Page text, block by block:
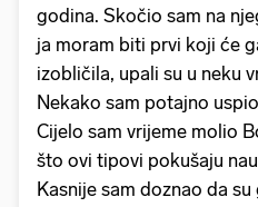
godina. Skočio sam na
ja moram biti prvi koji će
izobličila, upali su u neku
Nekako sam potajno
Cijelo sam vrijeme molio
što ovi tipovi pokušaju
Kasnije sam doznao da